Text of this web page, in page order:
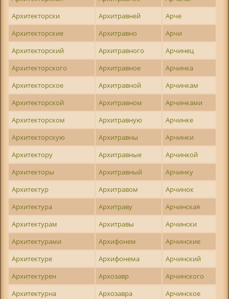
Архитекторски
Архитравней
Арче
Архитекторские
Архитравно
Арчи
Архитекторский
Архитравного
Арчинец
Архитекторского
Архитравное
Арчинка
Архитекторское
Архитравной
Арчинкам
Архитекторской
Архитравном
Арчинками
Архитекторском
Архитравную
Арчинке
Архитекторскую
Архитравны
Арчинки
Архитектору
Архитравные
Арчинкой
Архитекторы
Архитравный
Арчинку
Архитектур
Архитравом
Арчинок
Архитектура
Архитраву
Арчинская
Архитектурам
Архитравы
Арчински
Архитектурами
Архифонем
Арчинские
Архитектуре
Архифонема
Арчинский
Архитектурен
Архозавр
Арчинского
Архитектурна
Архозавра
Арчинское